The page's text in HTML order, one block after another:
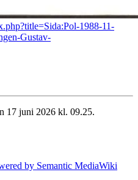
1988-11-
Gustav-
17 juni 2026 kl. 09.25.
by Semantic MediaWiki